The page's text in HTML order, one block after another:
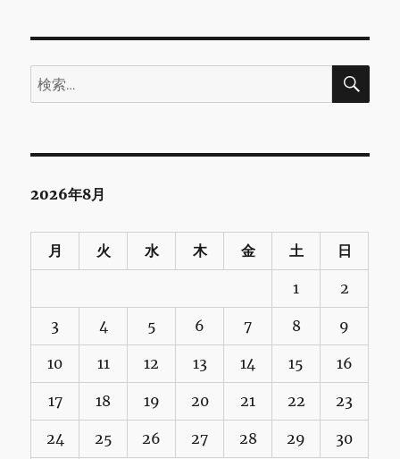
検
索:
検
2026年8月
月 火 水 木 金 土 日
1 2
3 4 5 6 7 8 9
10 11 12 13 14 15 16
17 18 19 20 21 22 23
24 25 26 27 28 29 30